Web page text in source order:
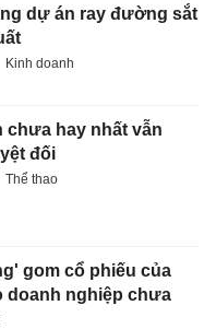
dự án ray đường sắt
Kinh doanh
chưa hay nhất vẫn
đối
Thể thao
gom cổ phiếu của
doanh nghiệp chưa